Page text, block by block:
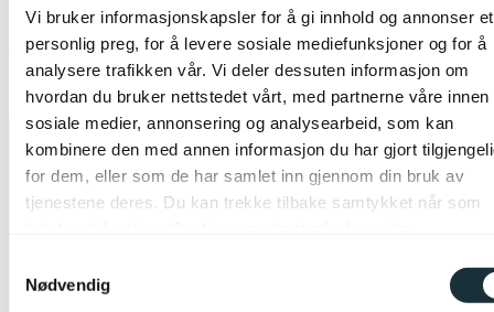
Vi bruker informasjonskapsler for å gi innhold og annonser et
personlig preg, for å levere sosiale mediefunksjoner og for å
analysere trafikken vår. Vi deler dessuten informasjon om
hvordan du bruker nettstedet vårt, med partnerne våre innen
sosiale medier, annonsering og analysearbeid, som kan
kombinere den med annen informasjon du har gjort
for dem, eller som de har samlet inn gjennom din bruk av
tjenestene deres. Du kan trekke tilbake samtykket når som
Nødvendig
13 butikker
På nettlager
Legg til ønskeliste